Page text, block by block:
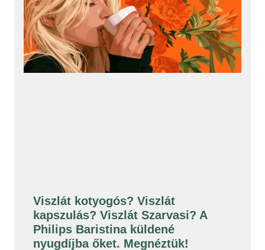
Viszlát kotyogós? Viszlát
kapszulás? Viszlát Szarvasi? A
Philips Baristina küldené
nyugdíjba őket. Megnéztük!